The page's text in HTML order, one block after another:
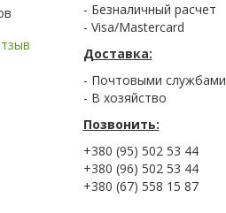
- Безналичный расчет
- Visa/Mastercard
Доставка:
- Почтовыми службами
- В хозяйство
Позвонить:
+380 (95) 502 53 44
+380 (96) 502 53 44
+380 (67) 558 15 87